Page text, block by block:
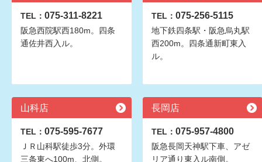
TEL： 075-311-8221
阪急西院駅西180m。四条
通佐井西入ル。
TEL： 075-256-5115
地下鉄四条駅・阪急烏丸駅
西200m。四条通新町東入
ル。
山科店
TEL： 075-595-7677
ＪＲ山科駅徒歩3分。外環
三条東へ100m、北側。
長岡店
TEL： 075-957-4800
阪急長岡天神駅下車、アゼ
リア通り東入ル南側。